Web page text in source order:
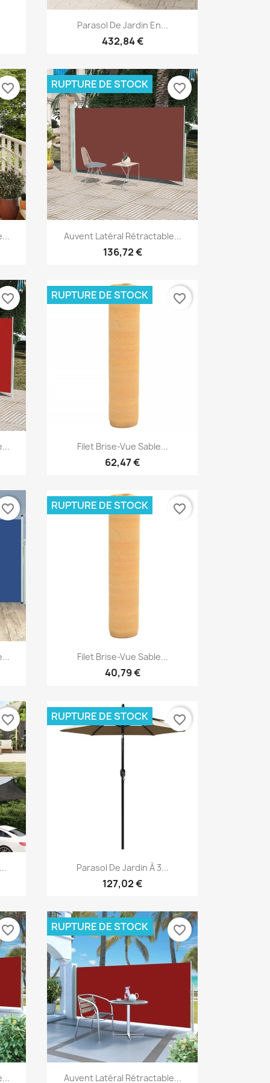
Aperçu rapide
Parasol De Jardin En...
432,84 €
favorite_border
Aperçu rapide
Auvent Latéral Rétractable...
136,72 €
RUPTURE DE STOCK favorite_border
favorite_border
Aperçu rapide
Filet Brise-Vue Sable...
62,47 €
RUPTURE DE STOCK favorite_border
favorite_border
Aperçu rapide
Filet Brise-Vue Sable...
40,79 €
RUPTURE DE STOCK favorite_border
favorite_border
Aperçu rapide
Parasol De Jardin À 3...
127,02 €
RUPTURE DE STOCK favorite_border
favorite_border
Aperçu rapide
Auvent Latéral Rétractable...
RUPTURE DE STOCK favorite_border